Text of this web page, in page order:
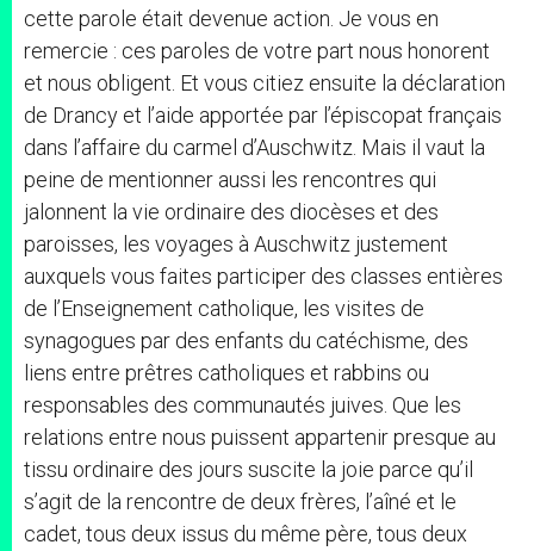
cette parole était devenue action. Je vous en
remercie : ces paroles de votre part nous honorent
et nous obligent. Et vous citiez ensuite la déclaration
de Drancy et l’aide apportée par l’épiscopat français
dans l’affaire du carmel d’Auschwitz. Mais il vaut la
peine de mentionner aussi les rencontres qui
jalonnent la vie ordinaire des diocèses et des
paroisses, les voyages à Auschwitz justement
auxquels vous faites participer des classes entières
de l’Enseignement catholique, les visites de
synagogues par des enfants du catéchisme, des
liens entre prêtres catholiques et rabbins ou
responsables des communautés juives. Que les
relations entre nous puissent appartenir presque au
tissu ordinaire des jours suscite la joie parce qu’il
s’agit de la rencontre de deux frères, l’aîné et le
cadet, tous deux issus du même père, tous deux